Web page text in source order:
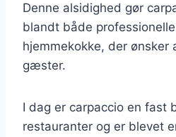
Denne alsidighed gør
blandt både
hjemmekokke, der ønsker
gæster.
I dag er carpaccio en fast
restauranter og er blevet